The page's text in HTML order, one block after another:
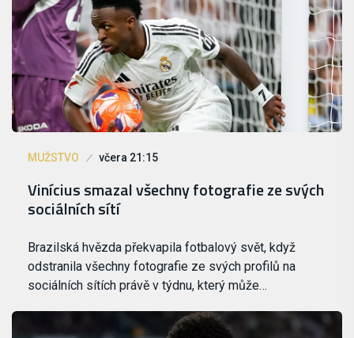
MUŽSTVO včera 21:15
Vinícius smazal všechny fotografie ze svých
sociálních sítí
Brazilská hvězda překvapila fotbalový svět, když
odstranila všechny fotografie ze svých profilů na
sociálních sítích právě v týdnu, který může…